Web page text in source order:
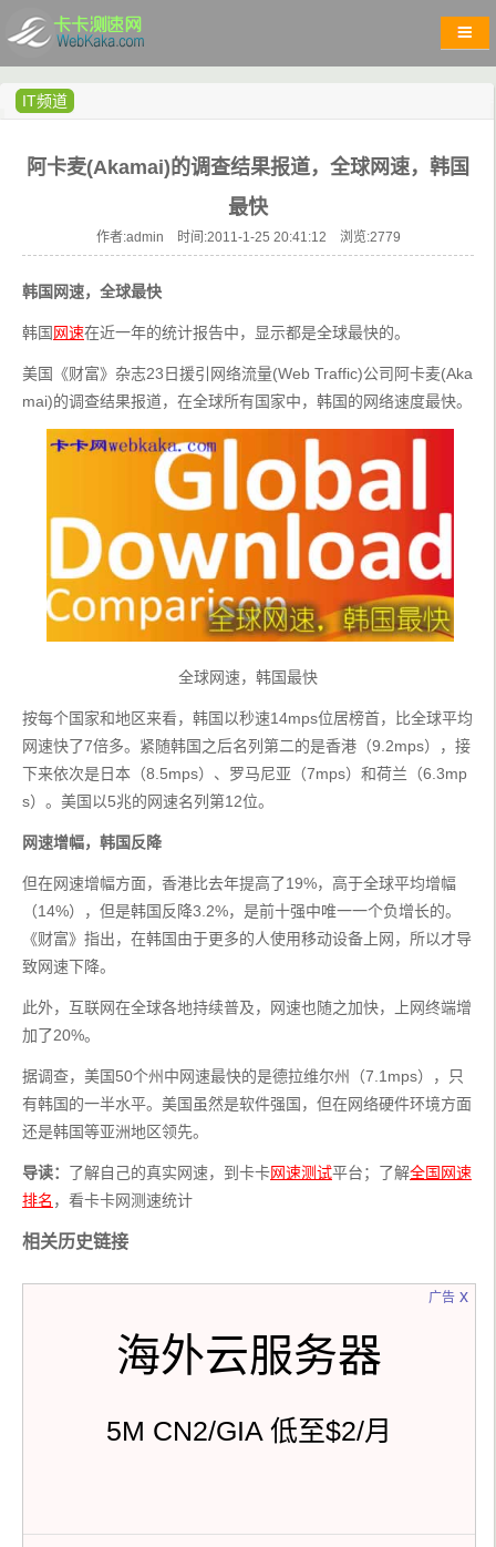
IT频道
阿卡麦(Akamai)的调查结果报道，全球网速，韩国
最快
作者:admin 时间:2011-1-25 20:41:12 浏览:2779
韩国网速，全球最快
韩国 网速在近一年的统计报告中，显示都是全球最快的。
美国《财富》杂志23日援引网络流量(Web Traffic)公司阿卡麦(Aka
mai)的调查结果报道，在全球所有国家中，韩国的网络速度最快。
全球网速，韩国最快
按每个国家和地区来看，韩国以秒速14mps位居榜首，比全球平均
网速快了7倍多。紧随韩国之后名列第二的是香港（9.2mps），接
下来依次是日本（8.5mps）、罗马尼亚（7mps）和荷兰（6.3mp
s）。美国以5兆的网速名列第12位。
网速增幅，韩国反降
但在网速增幅方面，香港比去年提高了19%，高于全球平均增幅
（14%），但是韩国反降3.2%，是前十强中唯一一个负增长的。
《财富》指出，在韩国由于更多的人使用移动设备上网，所以才导
致网速下降。
此外，互联网在全球各地持续普及，网速也随之加快，上网终端增
加了20%。
据调查，美国50个州中网速最快的是德拉维尔州（7.1mps），只
有韩国的一半水平。美国虽然是软件强国，但在网络硬件环境方面
还是韩国等亚洲地区领先。
导读： 了解自己的真实网速，到卡卡网速测试平台；了解全国网速
排名 ，看卡卡网测速统计
相关历史链接
广告
海外云服务器
5M CN2/GIA 低至$2/月
x